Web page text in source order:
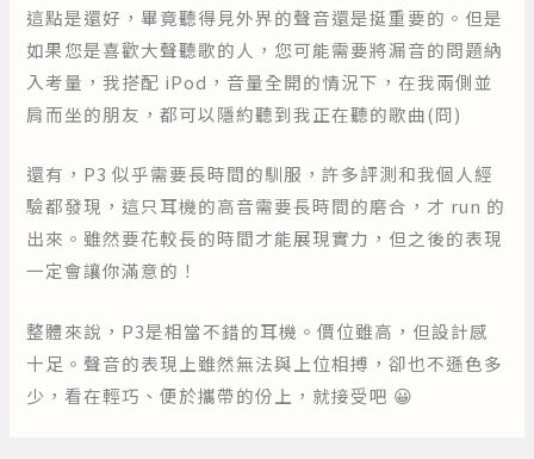
這點是還好，畢竟聽得見外界的聲音還是挺重要的。但是
如果您是喜歡大聲聽歌的人，您可能需要將漏音的問題納
入考量，我搭配 iPod，音量全開的情況下，在我兩側並
肩而坐的朋友，都可以隱約聽到我正在聽的歌曲(冏)
還有，P3 似乎需要長時間的馴服，許多評測和我個人經
驗都發現，這只耳機的高音需要長時間的磨合，才 run 的
出來。雖然要花較長的時間才能展現實力，但之後的表現
一定會讓你滿意的！
整體來說，P3是相當不錯的耳機。價位雖高，但設計感
十足。聲音的表現上雖然無法與上位相搏，卻也不遜色多
少，看在輕巧、便於攜帶的份上，就接受吧 😀